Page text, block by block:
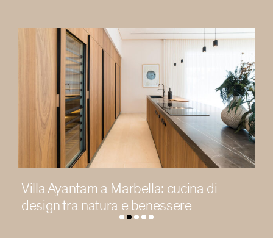
Abitare la luce in una residenza
contemporanea a Chengdu